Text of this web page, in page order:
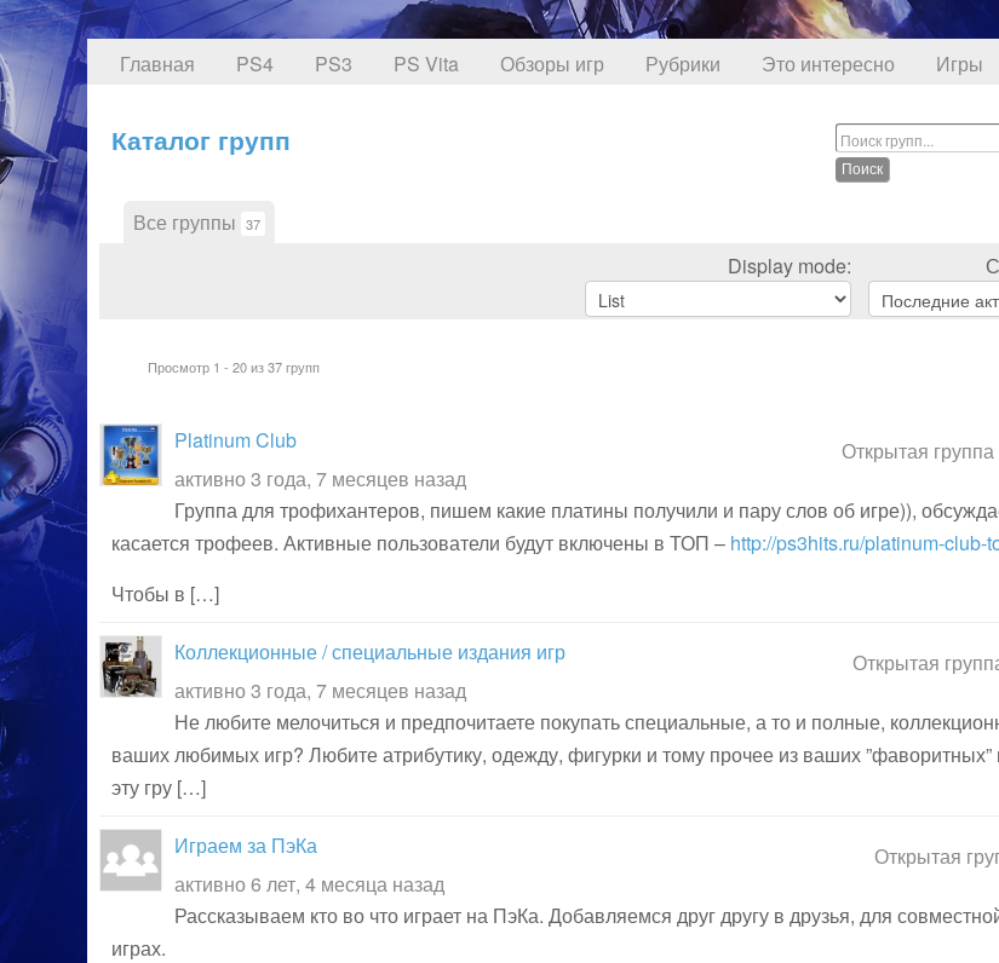
Главная PS4 PS3 PS Vita Обзоры игр Рубрики Это интересно Игры
Каталог групп
Все группы 37
Display mode:
Просмотр 1 - 20 из 37 групп
Platinum Club
активно 3 года, 7 месяцев назад
Группа для трофихантеров, пишем какие платины получили и пару слов об игре)),
касается трофеев. Активные пользователи будут включены в ТОП – http://ps3hits.ru/platinum-club-
Чтобы в […]
Открытая
Коллекционные / специальные издания игр
активно 3 года, 7 месяцев назад
Не любите мелочиться и предпочитаете покупать специальные, а то и полные,
ваших любимых игр? Любите атрибутику, одежду, фигурки и тому прочее из ваших ”фаворитных”
эту гру […]
Открытая
Играем за ПэКа
активно 6 лет, 4 месяца назад
Рассказываем кто во что играет на ПэКа. Добавляемся друг другу в друзья, для
играх.
Открытая